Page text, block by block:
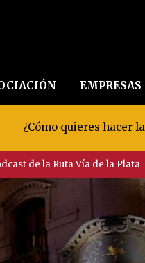
EMPRESAS
¿Cómo quieres hacer
de la Ruta Vía de la Plata